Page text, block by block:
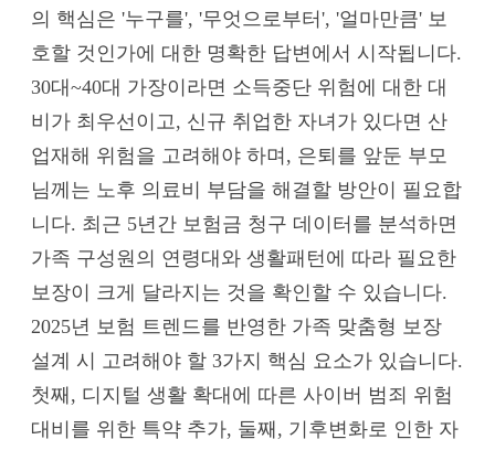
의 핵심은 '누구를', '무엇으로부터', '얼마만큼' 보
호할 것인가에 대한 명확한 답변에서 시작됩니다.
30대~40대 가장이라면 소득중단 위험에 대한 대
비가 최우선이고, 신규 취업한 자녀가 있다면 산
업재해 위험을 고려해야 하며, 은퇴를 앞둔 부모
님께는 노후 의료비 부담을 해결할 방안이 필요합
니다. 최근 5년간 보험금 청구 데이터를 분석하면
가족 구성원의 연령대와 생활패턴에 따라 필요한
보장이 크게 달라지는 것을 확인할 수 있습니다.
2025년 보험 트렌드를 반영한 가족 맞춤형 보장
설계 시 고려해야 할 3가지 핵심 요소가 있습니다.
첫째, 디지털 생활 확대에 따른 사이버 범죄 위험
대비를 위한 특약 추가, 둘째, 기후변화로 인한 자